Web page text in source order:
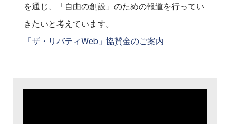
を通じ、「自由の創設」のための報道を行ってい
きたいと考えています。
「ザ・リバティWeb」協賛金のご案内